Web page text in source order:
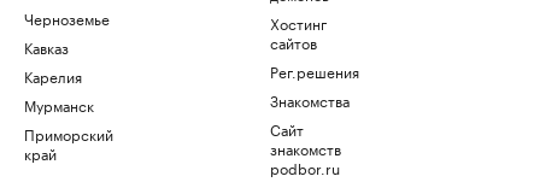
Черноземье
Кавказ
Карелия
Мурманск
Приморский
край
Хостинг
сайтов
Рег.решения
Знакомства
Сайт
знакомств
podbor.ru